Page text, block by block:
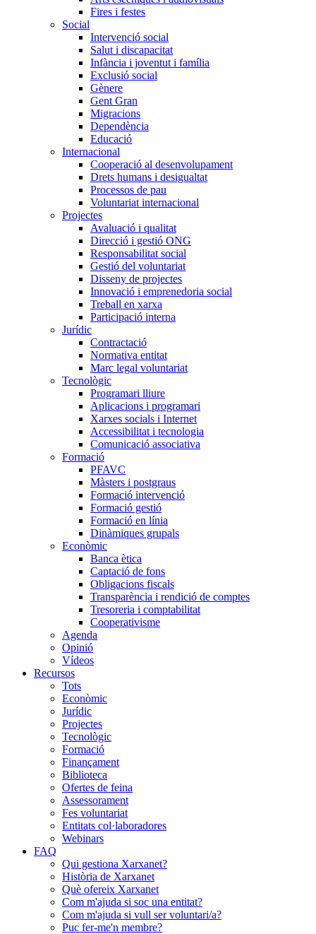
Fires i festes
Social
Intervenció social
Salut i discapacitat
Infància i joventut i família
Exclusió social
Gènere
Gent Gran
Migracions
Dependència
Educació
Internacional
Cooperació al desenvolupament
Drets humans i desigualtat
Processos de pau
Voluntariat internacional
Projectes
Avaluació i qualitat
Direcció i gestió ONG
Responsabilitat social
Gestió del voluntariat
Disseny de projectes
Innovació i emprenedoria social
Treball en xarxa
Participació interna
Jurídic
Contractació
Normativa entitat
Marc legal voluntariat
Tecnològic
Programari lliure
Aplicacions i programari
Xarxes socials i Internet
Accessibilitat i tecnologia
Comunicació associativa
Formació
PFAVC
Màsters i postgraus
Formació intervenció
Formació gestió
Formació en línia
Dinàmiques grupals
Econòmic
Banca ètica
Captació de fons
Obligacions fiscals
Transparència i rendició de comptes
Tresoreria i comptabilitat
Cooperativisme
Agenda
Opinió
Vídeos
Recursos
Tots
Econòmic
Jurídic
Projectes
Tecnològic
Formació
Finançament
Biblioteca
Ofertes de feina
Assessorament
Fes voluntariat
Entitats col·laboradores
Webinars
FAQ
Qui gestiona Xarxanet?
Història de Xarxanet
Què ofereix Xarxanet
Com m'ajuda si soc una entitat?
Com m'ajuda si vull ser voluntari/a?
Puc fer-me'n membre?